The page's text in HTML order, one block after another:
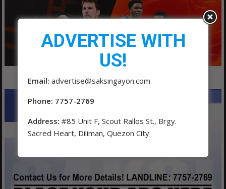
ADVERTISE WITH
US!
Email: advertise@saksingayon.com
Phone: 7757-2769
Address: #85 Unit F, Scout Rallos St., Brgy.
Sacred Heart, Diliman, Quezon City